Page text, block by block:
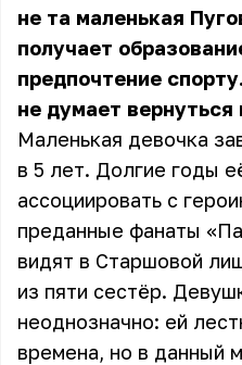
не та маленькая
получает
предпочтение
не думает вернуться
Маленькая девочка
в 5 лет. Долгие годы
ассоциировать с
преданные фанаты
видят в Старшовой
из пяти сестёр.
неоднозначно: ей
времена, но в данный